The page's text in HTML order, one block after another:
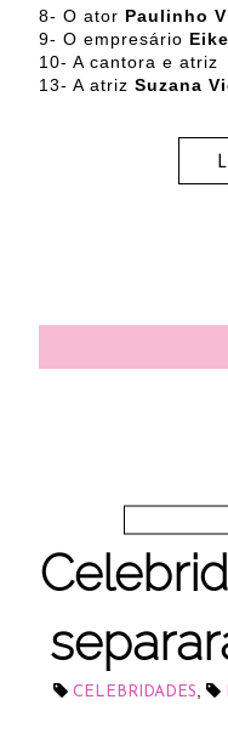
8- O ator Paulinho
9- O empresário
10- A cantora e atriz
13- A atriz Suzana
CELEBRIDADES